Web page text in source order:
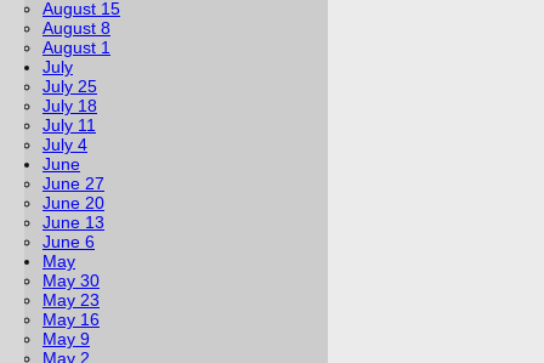
August 15
August 8
August 1
July
July 25
July 18
July 11
July 4
June
June 27
June 20
June 13
June 6
May
May 30
May 23
May 16
May 9
May 2